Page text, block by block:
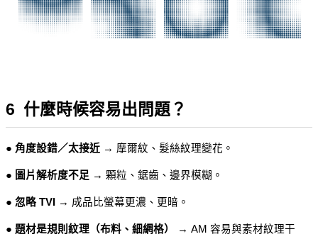
6  什麼時候容易出問題？
● 角度設錯／太接近 → 摩爾紋、髮絲紋理變花。
● 圖片解析度不足 → 顆粒、鋸齒、邊界模糊。
● 忽略 TVI → 成品比螢幕更濃、更暗。
● 題材是規則紋理（布料、細網格）
→ AM 容易與素材紋理干